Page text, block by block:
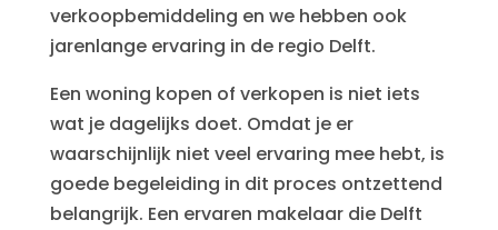
verkoopbemiddeling en we hebben ook
jarenlange ervaring in de regio Delft.
Een woning kopen of verkopen is niet iets
wat je dagelijks doet. Omdat je er
waarschijnlijk niet veel ervaring mee hebt, is
goede begeleiding in dit proces ontzettend
belangrijk. Een ervaren makelaar die Delft